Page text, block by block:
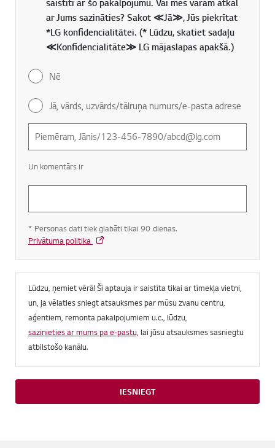
ar Jums sazināties? Sakot ≪Jā≫, Jūs piekrītat
*LG konfidencialitātei. (* Lūdzu, skatiet sadaļu
≪Konfidencialitāte≫ LG mājaslapas apakšā.)
Nē
Jā, vārds, uzvārds/tālruņa numurs/e-pasta adrese
Un komentārs ir
* Personas dati tiek glabāti tikai 90 dienas.
Privātuma politika
Lūdzu, ņemiet vērā! Šī aptauja ir saistīta tikai ar tīmekļa vietni,
un, ja vēlaties sniegt atsauksmes par mūsu zvanu centru,
aģentiem, remonta pakalpojumiem u.c., lūdzu,
sazinieties ar mums pa e-pastu, lai jūsu atsauksmes sasniegtu
atbilstošo kanālu.
IESNIEGT